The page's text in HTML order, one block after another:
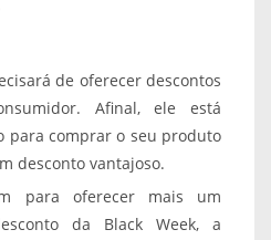
de oferecer descontos
Afinal, ele está
para comprar o seu produto
desconto vantajoso.
para oferecer mais um
da Black Week, a